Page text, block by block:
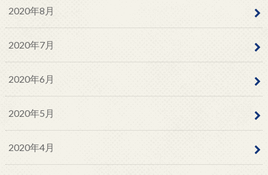
2020年8月
2020年7月
2020年6月
2020年5月
2020年4月